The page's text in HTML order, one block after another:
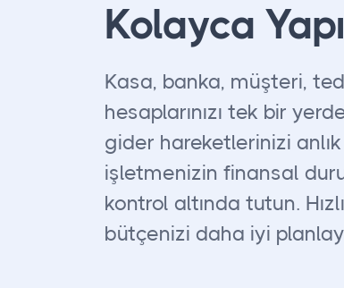
Kolayca
Kasa, banka, müşteri,
hesaplarınızı tek bir
gider hareketlerinizi
işletmenizin finansal
kontrol altında tutun.
bütçenizi daha iyi